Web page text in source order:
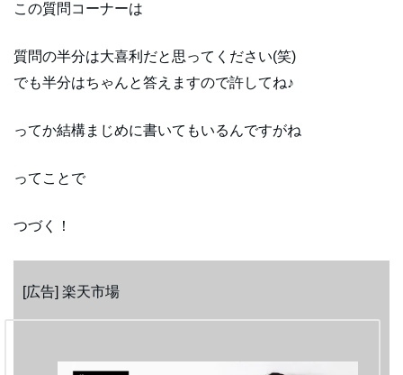
この質問コーナーは
質問の半分は大喜利だと思ってください(笑)
でも半分はちゃんと答えますので許してね♪
ってか結構まじめに書いてもいるんですがね
ってことで
つづく！
[広告] 楽天市場